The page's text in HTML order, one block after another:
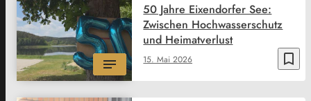
bookmark_border
15. Mai 2026
50 Jahre Eixendorfer See:
Zwischen Hochwasserschutz
und Heimatverlust